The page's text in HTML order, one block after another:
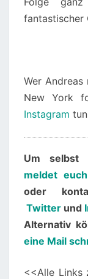
fantastischer
Wer
New York
Instagram
Um selbst
meldet
oder
Twitter und
Alternativ
eine Mail
<<Alle Links